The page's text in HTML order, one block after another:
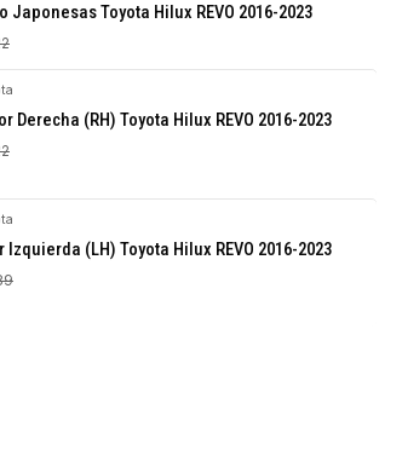
Japonesas Toyota Hilux REVO 2016-2023
Derecha (RH) Toyota Hilux REVO 2016-2023
(LH) Toyota Hilux REVO 2016-2023